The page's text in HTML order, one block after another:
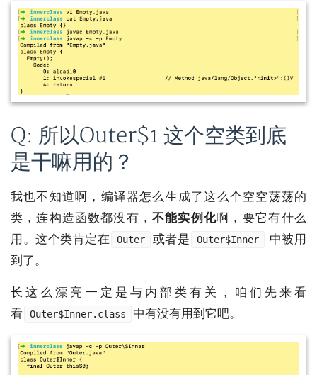
Q: 所以Outer$1 这个空类到底
是干嘛用的？
我也不知道啊，编译器怎么生成了这么个空空荡荡的
类，连构造函数都没有， 不能实例化啊，要它有什么
用。这个类肯定在
Outer 或者是 Outer$Inner
中被用
到了。
长这么漂亮一定是与内部类有关，咱们先来看
看
Outer$Inner.class 中有没有用到它吧。